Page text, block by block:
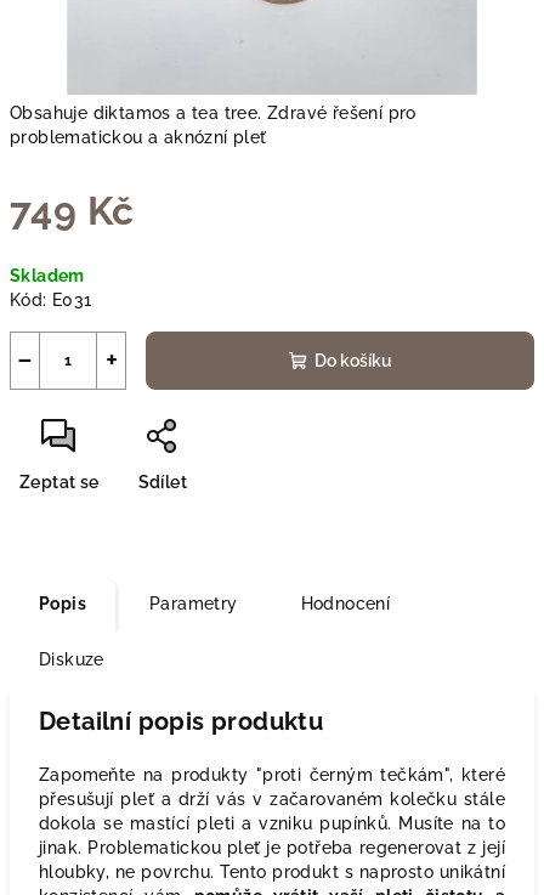
Obsahuje diktamos a tea tree. Zdravé řešení pro
problematickou a aknózní pleť
749 Kč
cena:
Skladem
Kód: E031
+
− Do košíku
Zeptat se Sdílet
Popis Parametry Hodnocení
Diskuze
Detailní popis produktu
Zapomeňte na produkty "proti černým tečkám", které
přesušují pleť a drží vás v začarovaném kolečku stále
dokola se mastící pleti a vzniku pupínků. Musíte na to
jinak. Problematickou pleť je potřeba regenerovat z její
hloubky, ne povrchu. Tento produkt s naprosto unikátní